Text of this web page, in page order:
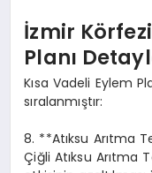
İzmir
Planı
Kısa Vadeli Eylem
sıralanmıştır:
8. **Atıksu Arıtma
Çiğli Atıksu Arıtma